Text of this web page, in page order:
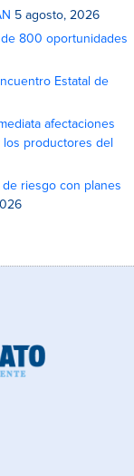
5 agosto, 2026
de 800 oportunidades
Estatal de
afectaciones
productores del
de riesgo con planes